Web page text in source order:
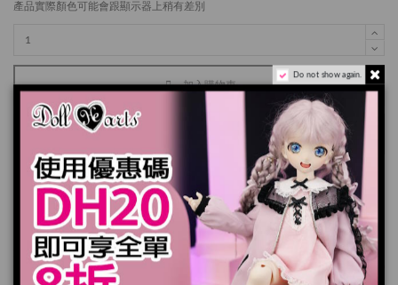
產品實際顏色可能會跟顯示器上稍有差別
加入購物車
規格
Do not show again.